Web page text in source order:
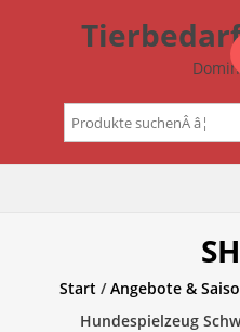
Suchen
nach:
Start /Angebote &
Hundespielzeug